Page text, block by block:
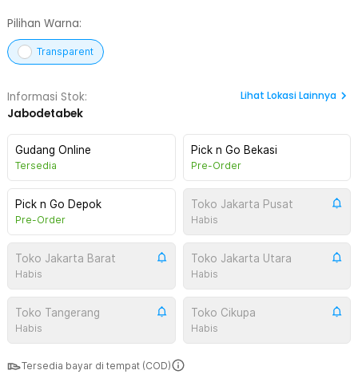
Pilihan Warna:
Transparent
Informasi Stok:
Jabodetabek
Lihat Lokasi Lainnya
Gudang Online
Tersedia
Pick n Go Bekasi
Pre-Order
Pick n Go Depok
Pre-Order
Toko Jakarta Pusat
Habis
Toko Jakarta Barat
Habis
Toko Jakarta Utara
Habis
Toko Tangerang
Habis
Toko Cikupa
Habis
Tersedia bayar di tempat (COD)